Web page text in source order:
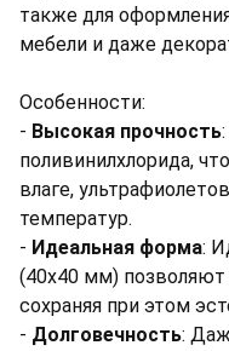
также для
мебели и даже
Особенности:
- Высокая прочность
поливинилхлорида,
влаге,
температур.
- Идеальная форма:
(40х40 мм)
сохраняя при этом
- Долговечность: